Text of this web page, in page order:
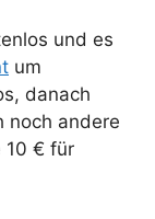
und es
um
danach
noch andere
10 € für